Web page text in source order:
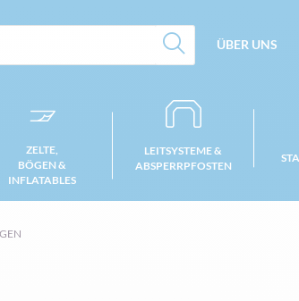
ÜBER UNS
ZELTE,
BÖGEN &
INFLATABLES
LEITSYSTEME &
ABSPERRPFOSTEN